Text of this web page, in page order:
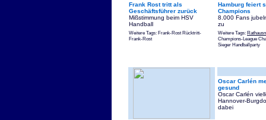
Frank Rost tritt als
Geschäftsführer zurück
Mißstimmung beim HSV
Handball
Weitere Tags: Frank-Rost Rücktritt-
Frank-Rost
Hamburg feiert
Champions
8.000 Fans
zu
Weitere Tags:
Champions-League
Sieger Handballparty
Oscar Carlén
gesund
Oscar Carlén
Hannover-
dabei